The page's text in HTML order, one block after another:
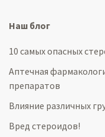
Наш блог
10 самых опасных
Аптечная
препаратов
Влияние различных
Вред стероидов!